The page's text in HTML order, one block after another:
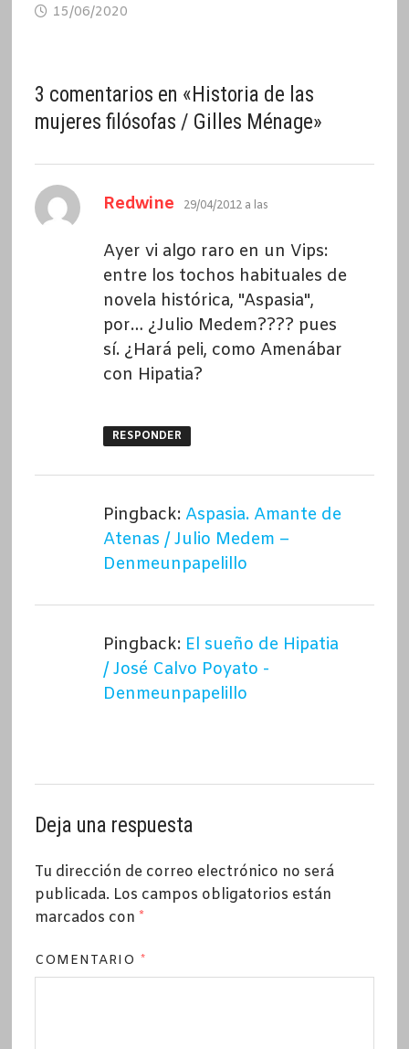
15/06/2020
3 comentarios en «Historia de las
mujeres filósofas / Gilles Ménage»
Redwine dice:
29/04/2012 a las
Ayer vi algo raro en un Vips:
entre los tochos habituales de
novela histórica, "Aspasia",
por… ¿Julio Medem???? pues
sí. ¿Hará peli, como Amenábar
con Hipatia?
RESPONDER
Pingback: Aspasia. Amante de
Atenas / Julio Medem –
Denmeunpapelillo
Pingback: El sueño de Hipatia
/ José Calvo Poyato -
Denmeunpapelillo
Deja una respuesta
Tu dirección de correo electrónico no será
publicada. Los campos obligatorios están
marcados con *
COMENTARIO *